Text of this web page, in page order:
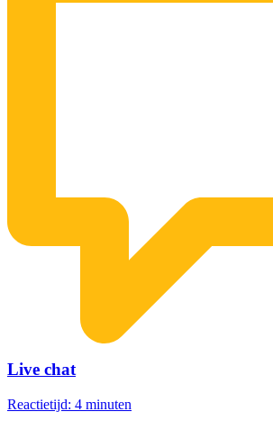
Live chat
Reactietijd: 4 minuten